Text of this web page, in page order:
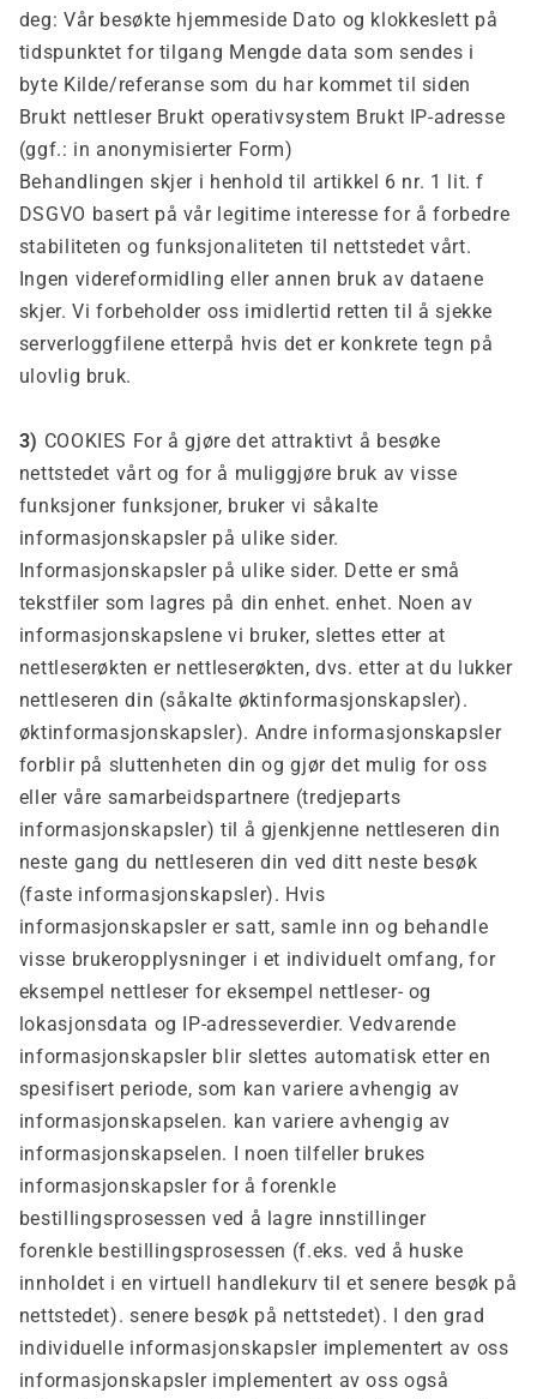
deg: Vår besøkte hjemmeside Dato og klokkeslett på
tidspunktet for tilgang Mengde data som sendes i
byte Kilde/referanse som du har kommet til siden
Brukt nettleser Brukt operativsystem Brukt IP-adresse
(ggf.: in anonymisierter Form)
Behandlingen skjer i henhold til artikkel 6 nr. 1 lit. f
DSGVO basert på vår legitime interesse for å forbedre
stabiliteten og funksjonaliteten til nettstedet vårt.
Ingen videreformidling eller annen bruk av dataene
skjer.Vi forbeholder oss imidlertid retten til å sjekke
serverloggfilene etterpå hvis det er konkrete tegn på
ulovlig bruk.
3) COOKIES For å gjøre det attraktivt å besøke
nettstedet vårt og for å muliggjøre bruk av visse
funksjoner funksjoner, bruker vi såkalte
informasjonskapsler på ulike sider.
Informasjonskapsler på ulike sider. Dette er små
tekstfiler som lagres på din enhet. enhet. Noen av
informasjonskapslene vi bruker, slettes etter at
nettleserøkten er nettleserøkten, dvs. etter at du lukker
nettleseren din (såkalte øktinformasjonskapsler).
øktinformasjonskapsler). Andre informasjonskapsler
forblir på sluttenheten din og gjør det mulig for oss
eller våre samarbeidspartnere (tredjeparts
informasjonskapsler) til å gjenkjenne nettleseren din
neste gang du nettleseren din ved ditt neste besøk
(faste informasjonskapsler). Hvis
informasjonskapsler er satt, samle inn og behandle
visse brukeropplysninger i et individuelt omfang, for
eksempel nettleser for eksempel nettleser- og
lokasjonsdata og IP-adresseverdier. Vedvarende
informasjonskapsler blir slettes automatisk etter en
spesifisert periode, som kan variere avhengig av
informasjonskapselen. kan variere avhengig av
informasjonskapselen. I noen tilfeller brukes
informasjonskapsler for å forenkle
bestillingsprosessen ved å lagre innstillinger
forenkle bestillingsprosessen (f.eks. ved å huske
innholdet i en virtuell handlekurv til et senere besøk på
nettstedet). senere besøk på nettstedet). I den grad
individuelle informasjonskapsler implementert av oss
informasjonskapsler implementert av oss også